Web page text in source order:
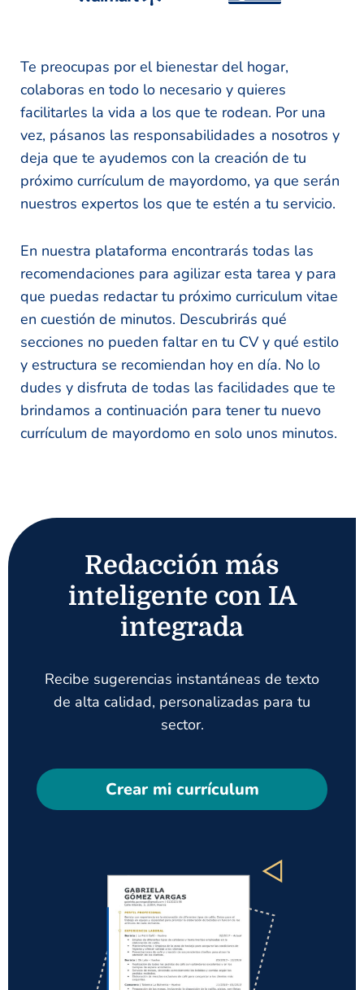
Te preocupas por el bienestar del hogar,
colaboras en todo lo necesario y quieres
facilitarles la vida a los que te rodean. Por una
vez, pásanos las responsabilidades a nosotros y
deja que te ayudemos con la creación de tu
próximo currículum de mayordomo, ya que serán
nuestros expertos los que te estén a tu servicio.
En nuestra plataforma encontrarás todas las
recomendaciones para agilizar esta tarea y para
que puedas redactar tu próximo curriculum vitae
en cuestión de minutos. Descubrirás qué
secciones no pueden faltar en tu CV y qué estilo
y estructura se recomiendan hoy en día. No lo
dudes y disfruta de todas las facilidades que te
brindamos a continuación para tener tu nuevo
currículum de mayordomo en solo unos minutos.
Redacción más
inteligente con IA
integrada
Recibe sugerencias instantáneas de texto
de alta calidad, personalizadas para tu
sector.
Crear mi currículum